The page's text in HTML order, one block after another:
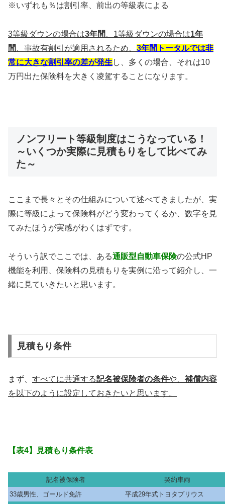
※いずれも％は割引率、前出の等級表による
3等級ダウンの場合は3年間 、1等級ダウンの場合は1年
間
、事故有割引が適用されるため、 3年間トータルでは非
常に大きな割引率の差が発生 し、多くの場合、それは10
万円出た保険料を大きく凌駕することになります。
ノンフリート等級制度はこうなっている！
～いくつか実際に見積もりをして比べてみ
た～
ここまで長々とその仕組みについて述べてきましたが、実
際に等級によって保険料がどう変わってくるか、数字を見
てみたほうが実感がわくはずです。
そういう訳でここでは、ある通販型自動車保険の公式HP
機能を利用、保険料の見積もりを実例に沿って紹介し、一
緒に見ていきたいと思います。
見積もり条件
まず、 すべてに共通する記名被保険者の条件や、 補償内容
を以下のように設定しておきたいと思います。
【表4】見積もり条件表
記名被保険者
契約車両
33歳男性、ゴールド免許
平成29年式トヨタプリウス